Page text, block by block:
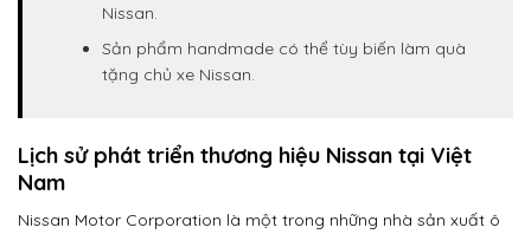
Nissan.
Sản phẩm handmade có thể tùy biến làm quà
tặng chủ xe Nissan.
Lịch sử phát triển thương hiệu Nissan tại Việt
Nam
Nissan Motor Corporation là một trong những nhà sản xuất ô